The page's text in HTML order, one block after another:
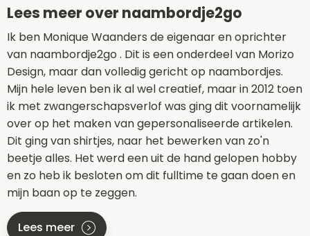
Lees meer over naambordje2go
Ik ben Monique Waanders de eigenaar en oprichter
van naambordje2go . Dit is een onderdeel van Morizo
Design, maar dan volledig gericht op naambordjes.
Mijn hele leven ben ik al wel creatief, maar in 2012 toen
ik met zwangerschapsverlof was ging dit voornamelijk
over op het maken van gepersonaliseerde artikelen.
Dit ging van shirtjes, naar het bewerken van zo'n
beetje alles. Het werd een uit de hand gelopen hobby
en zo heb ik besloten om dit fulltime te gaan doen en
mijn baan op te zeggen.
Lees meer